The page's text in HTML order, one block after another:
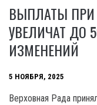
ВЫПЛАТЫ ПРИ
УВЕЛИЧАТ ДО
ИЗМЕНЕНИЙ
5 НОЯБРЯ, 2025
Верховная Рада